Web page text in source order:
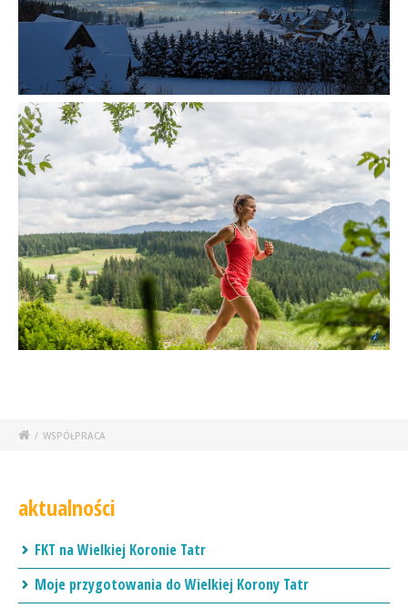
/ WSPÓŁPRACA
aktualności
FKT na Wielkiej Koronie Tatr
Moje przygotowania do Wielkiej Korony Tatr